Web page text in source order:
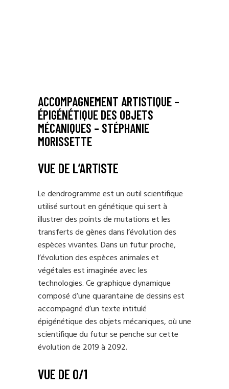
ACCOMPAGNEMENT ARTISTIQUE –
ÉPIGÉNÉTIQUE DES OBJETS
MÉCANIQUES – STÉPHANIE
MORISSETTE
VUE DE L’ARTISTE
Le dendrogramme est un outil scientifique
utilisé surtout en génétique qui sert à
illustrer des points de mutations et les
transferts de gènes dans l’évolution des
espèces vivantes. Dans un futur proche,
l’évolution des espèces animales et
végétales est imaginée avec les
technologies. Ce graphique dynamique
composé d’une quarantaine de dessins est
accompagné d’un texte intitulé
épigénétique des objets mécaniques, où une
scientifique du futur se penche sur cette
évolution de 2019 à 2092.
VUE DE 0/1